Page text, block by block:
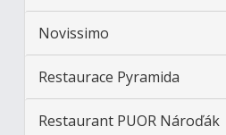
Novissimo
Restaurace Pyramida
Restaurant PUOR Nároďák